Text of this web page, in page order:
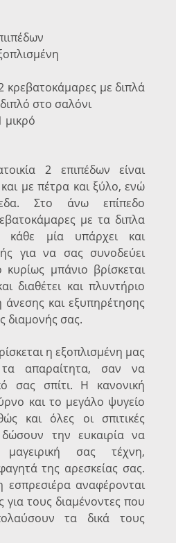
κρεβατοκάμαρες με διπλά
στο σαλόνι
μικρό
2 επιπέδων είναι
με πέτρα και ξύλο, ενώ
Στο άνω επίπεδο
με τα διπλα
κάθε μία υπάρχει και
για να σας συνοδεύει
μπάνιο βρίσκεται
διαθέτει και πλυντήριο
και εξυπηρέτησης
διαμονής σας.
η εξοπλισμένη μας
απαραίτητα, σαν να
σας σπίτι. Η κανονική
και το μεγάλο ψυγείο
και όλες οι σπιτικές
την ευκαιρία να
μαγειρική σας τέχνη,
της αρεσκείας σας.
αναφέρονται
για τους διαμένοντες που
τα δικά τους